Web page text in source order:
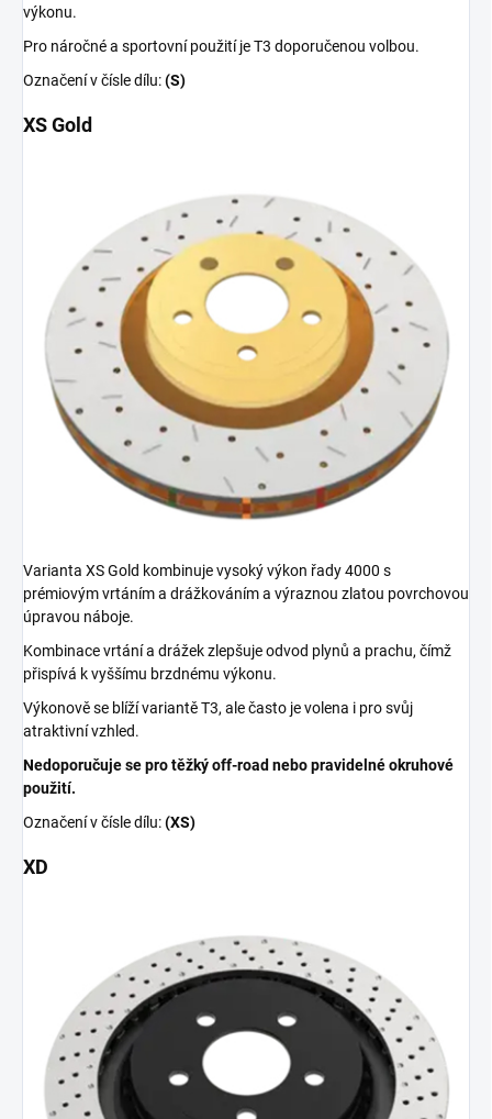
výkonu.
Pro náročné a sportovní použití je T3 doporučenou volbou.
Označení v čísle dílu:(S)
XS Gold
Varianta XS Gold kombinuje vysoký výkon řady 4000 s
prémiovým vrtáním a drážkováním a výraznou zlatou povrchovou
úpravou náboje.
Kombinace vrtání a drážek zlepšuje odvod plynů a prachu, čímž
přispívá k vyššímu brzdnému výkonu.
Výkonově se blíží variantě T3, ale často je volena i pro svůj
atraktivní vzhled.
Nedoporučuje se pro těžký off-road nebo pravidelné okruhové
použití.
Označení v čísle dílu:(XS)
XD